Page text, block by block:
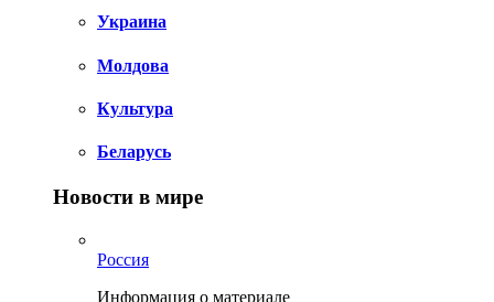
Украина
Молдова
Культура
Беларусь
Новости в мире
Россия
Информация о материале